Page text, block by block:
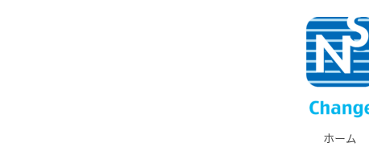
ホーム